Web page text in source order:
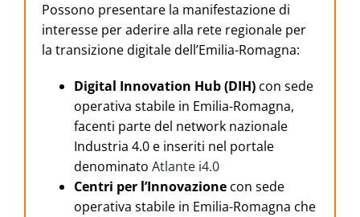
Possono presentare la manifestazione di
interesse per aderire alla rete regionale per
la transizione digitale dell’Emilia-Romagna:
Digital Innovation Hub (DIH) con sede
operativa stabile in Emilia-Romagna,
facenti parte del network nazionale
Industria 4.0 e inseriti nel portale
denominato Atlante i4.0
Centri per l’Innovazione con sede
operativa stabile in Emilia-Romagna che